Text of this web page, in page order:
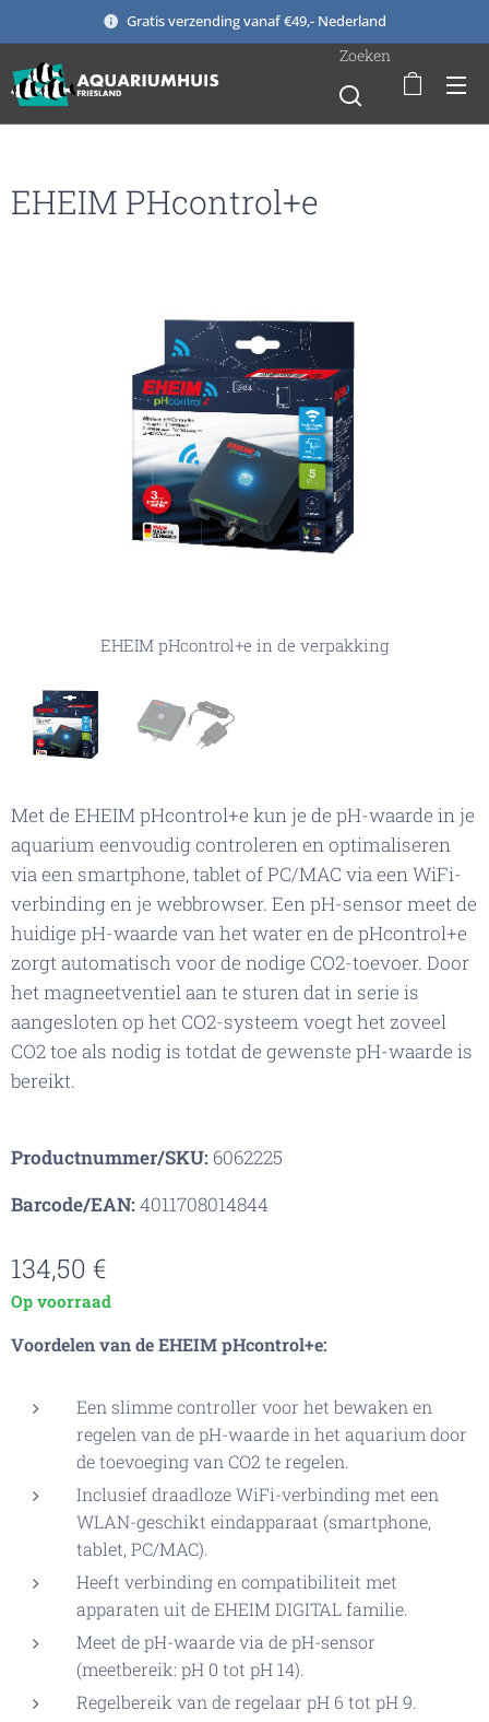
Gratis verzending vanaf €49,- Nederland
Zoeken
EHEIM PHcontrol+e
EHEIM pHcontrol+e in de verpakking
EHEIM pHcontrol+e
Met de EHEIM pHcontrol+e kun je de pH-waarde in je
aquarium eenvoudig controleren en optimaliseren
via een smartphone, tablet of PC/MAC via een WiFi-
verbinding en je webbrowser. Een pH-sensor meet de
huidige pH-waarde van het water en de pHcontrol+e
zorgt automatisch voor de nodige CO2-toevoer. Door
het magneetventiel aan te sturen dat in serie is
aangesloten op het CO2-systeem voegt het zoveel
CO2 toe als nodig is totdat de gewenste pH-waarde is
bereikt.
Productnummer/SKU: 6062225
Barcode/EAN:4011708014844
134,50 €
Op voorraad
Voordelen van de EHEIM pHcontrol+e:
Een slimme controller voor het bewaken en
regelen van de pH-waarde in het aquarium door
de toevoeging van CO2 te regelen.
Inclusief draadloze WiFi-verbinding met een
WLAN-geschikt eindapparaat (smartphone,
tablet, PC/MAC).
Heeft verbinding en compatibiliteit met
apparaten uit de EHEIM DIGITAL familie.
Meet de pH-waarde via de pH-sensor
(meetbereik: pH 0 tot pH 14).
Regelbereik van de regelaar pH 6 tot pH 9.